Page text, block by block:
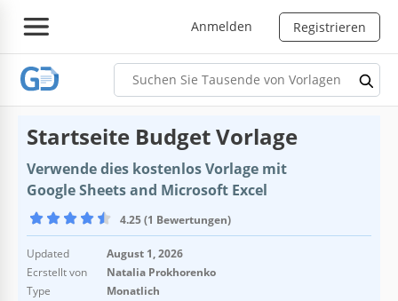
Anmelden Registrieren
Startseite Budget Vorlage
Verwende dies kostenlos Vorlage mit
Google Sheets and Microsoft Excel
4.25 (1 Bewertungen)
Updated
August 1, 2026
Ecrstellt von
Natalia Prokhorenko
Type
Monatlich